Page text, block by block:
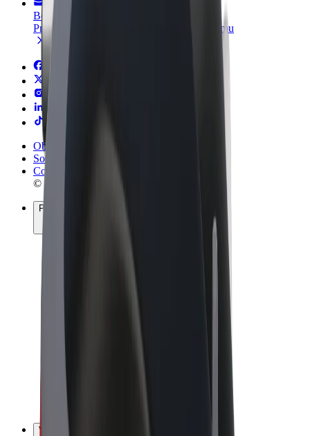
Bolt for Business
Produkty a služby Boltu přesně pro vaši firmu
Obchodní podmínky
Soukromí
Cookies
© 2026 Bolt Technology OÜ
Produkty
Bolt Plus
Vydělávejte s Boltem